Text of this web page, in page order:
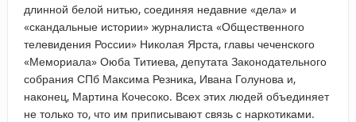
длинной белой нитью, соединяя недавние «дела» и
«скандальные истории» журналиста «Общественного
телевидения России» Николая Ярста, главы чеченского
«Мемориала» Оюба Титиева, депутата Законодательного
собрания СПб Максима Резника, Ивана Голунова и,
наконец, Мартина Кочесоко. Всех этих людей объединяет
не только то, что им приписывают связь с наркотиками.